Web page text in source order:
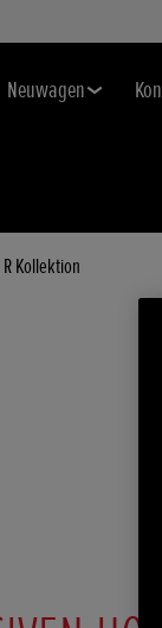
Neuwagen
Kollektion